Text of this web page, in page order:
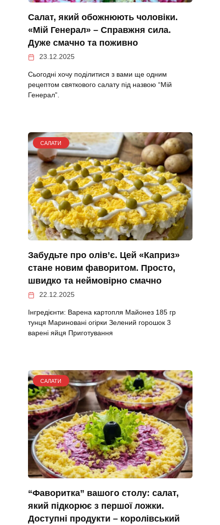
Салат, який обожнюють чоловіки.
«Мій Генерал» – Справжня сила.
Дуже смачно та поживно
23.12.2025
Сьогодні хочу поділитися з вами ще одним
рецептом святкового салату під назвою “Мій
Генерал”.
САЛАТИ
Забудьте про олів’є. Цей «Каприз»
стане новим фаворитом. Просто,
швидко та неймовірно смачно
22.12.2025
Інгредієнти: Варена картопля Майонез 185 гр
тунця Мариновані огірки Зелений горошок 3
варені яйця Приготування
САЛАТИ
“Фаворитка” вашого столу: салат,
який підкорює з першої ложки.
Доступні продукти – королівський